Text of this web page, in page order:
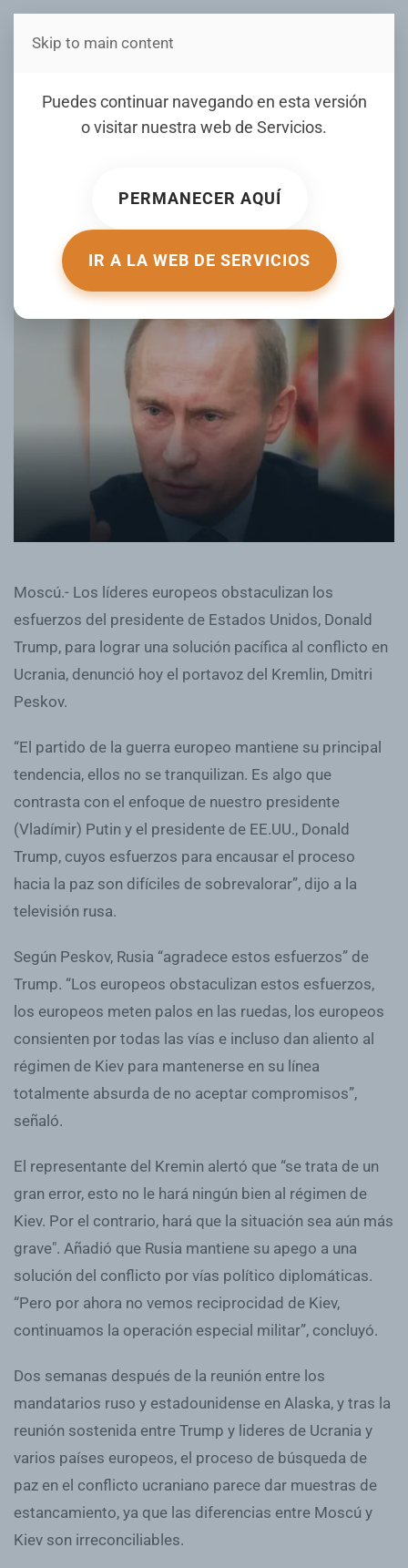
Estás en Telenord Medios
Puedes continuar navegando en esta versión
o visitar nuestra web de Servicios.
PERMANECER AQUÍ
IR A LA WEB DE SERVICIOS
Skip to main content
El Kremlin acusa a la UE de
obstaculizar esfuerzos de
ESCRITO POR ELDIA.COM.DO EL 31 AGOSTO 2025. PUBLICADO
INTERNACIONALES .
Moscú.- Los líderes europeos obstaculizan los
esfuerzos del presidente de Estados Unidos, Donald
Trump, para lograr una solución pacífica al conflicto en
Ucrania, denunció hoy el portavoz del Kremlin, Dmitri
Peskov.
“El partido de la guerra europeo mantiene su principal
tendencia, ellos no se tranquilizan. Es algo que
contrasta con el enfoque de nuestro presidente
(Vladímir) Putin y el presidente de EE.UU., Donald
Trump, cuyos esfuerzos para encausar el proceso
hacia la paz son difíciles de sobrevalorar”, dijo a la
televisión rusa.
Según Peskov, Rusia “agradece estos esfuerzos” de
Trump. “Los europeos obstaculizan estos esfuerzos,
los europeos meten palos en las ruedas, los europeos
consienten por todas las vías e incluso dan aliento al
régimen de Kiev para mantenerse en su línea
totalmente absurda de no aceptar compromisos”,
señaló.
El representante del Kremin alertó que “se trata de un
gran error, esto no le hará ningún bien al régimen de
Kiev. Por el contrario, hará que la situación sea aún más
grave". Añadió que Rusia mantiene su apego a una
solución del conflicto por vías político diplomáticas.
“Pero por ahora no vemos reciprocidad de Kiev,
continuamos la operación especial militar”, concluyó.
Dos semanas después de la reunión entre los
mandatarios ruso y estadounidense en Alaska, y tras la
reunión sostenida entre Trump y lideres de Ucrania y
varios países europeos, el proceso de búsqueda de
paz en el conflicto ucraniano parece dar muestras de
estancamiento, ya que las diferencias entre Moscú y
Kiev son irreconciliables.